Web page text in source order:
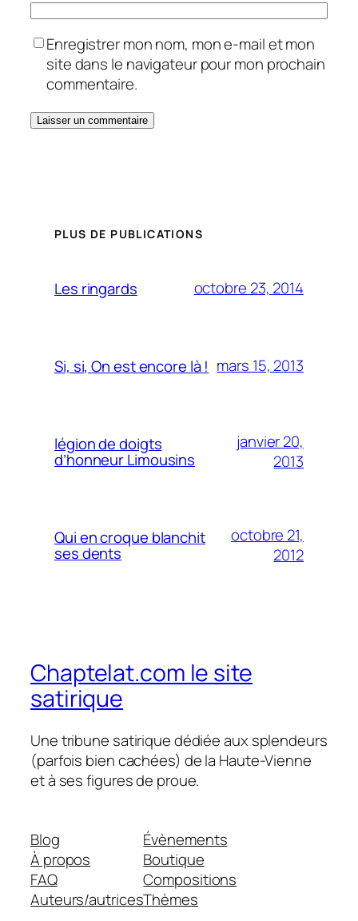
Enregistrer mon nom, mon e-mail et mon
site dans le navigateur pour mon prochain
commentaire.
PLUS DE PUBLICATIONS
Les ringards octobre 23, 2014
Si, si, On est encore là ! mars 15, 2013
légion de doigts
d’honneur Limousins
janvier 20,
2013
Qui en croque blanchit
ses dents
octobre 21,
2012
Chaptelat.com le site
satirique
Une tribune satirique dédiée aux splendeurs
(parfois bien cachées) de la Haute-Vienne
et à ses figures de proue.
Blog
À propos
FAQ
Auteurs/autrices
Évènements
Boutique
Compositions
Thèmes